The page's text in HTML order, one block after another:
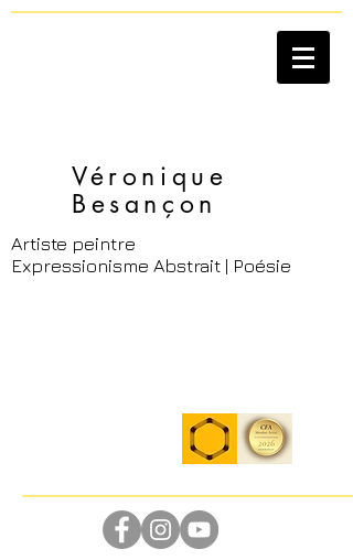
Véronique
Besançon​
Artiste peintre
Expressionisme Abstrait | Poésie